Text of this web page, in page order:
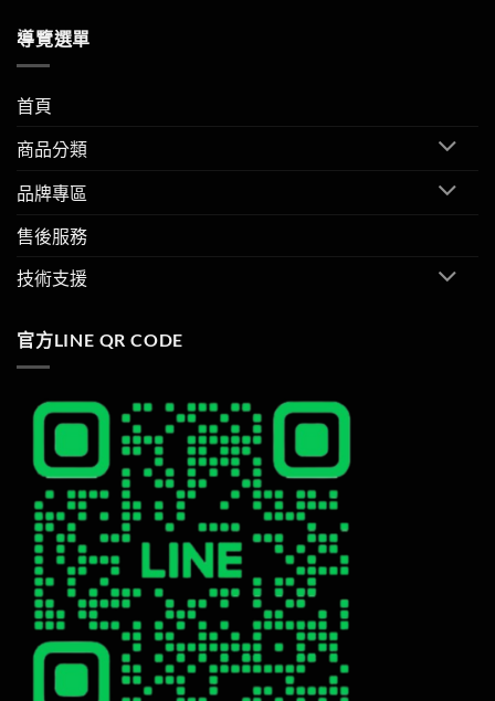
導覽選單
首頁
商品分類
品牌專區
售後服務
技術支援
官方LINE QR CODE